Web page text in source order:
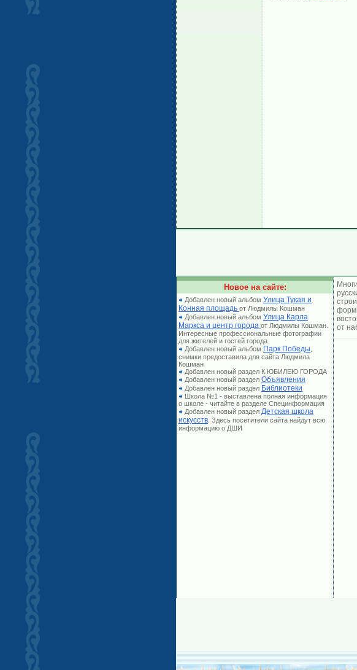
Новое на сайте:
Добавлен новый альбом Улица Тукая и
Конная площадь от Людмилы Кошман
Добавлен новый альбом Улица Карла
Маркса и центр города от Людмилы Кошман.
Интересные профессиональные фотографии
для жителей и гостей города
Добавлен новый альбом Парк Победы
снимки предоставила для сайта Людмила
Кошман
Добавлен новый раздел К ЮБИЛЕЮ ГОРОДА
Добавлен новый раздел Объявления
Добавлен новый раздел Библиотеки
Школа №1 - выставлена полная информация
о школе - читайте в разделе Специнформация
Добавлен новый раздел Детская школа
искусств . Здесь посетители сайта найдут всю
информацию о ДШИ
от